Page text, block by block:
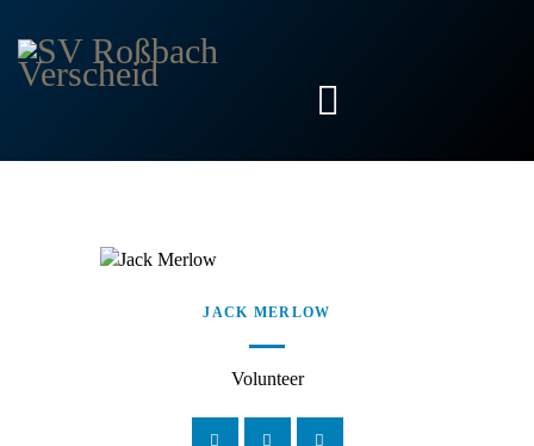
JUNIORENJACK MERLOW
Volunteer